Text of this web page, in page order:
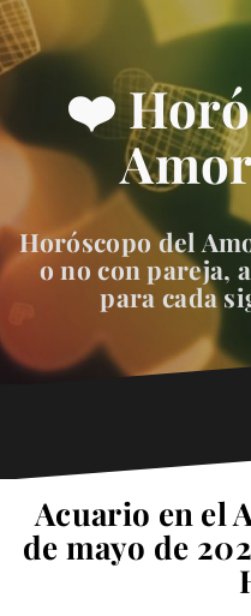
❤️
Horóscopo del
o no con pareja,
para cada
Acuario en el
de mayo de